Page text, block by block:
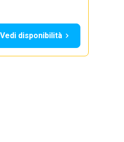
Vedi disponibilità